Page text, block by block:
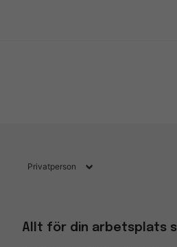
Allt för din arbetsplats